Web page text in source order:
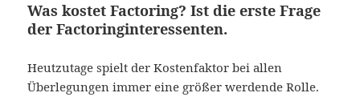
Was kostet Factoring? Ist die erste Frage
der Factoringinteressenten.
Heutzutage spielt der Kostenfaktor bei allen
Überlegungen immer eine größer werdende Rolle.